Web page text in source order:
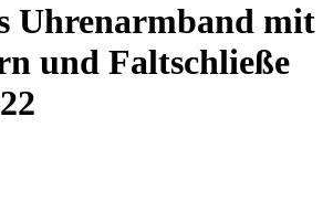
Uhrenarmband mit
und Faltschließe